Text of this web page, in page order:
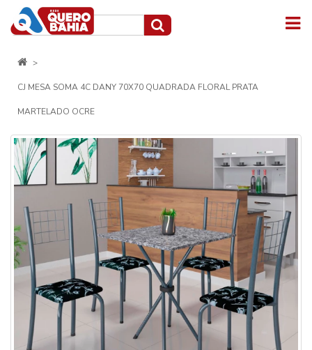
CJ MESA SOMA 4C DANY 70X70 QUADRADA FLORAL PRATA
MARTELADO OCRE